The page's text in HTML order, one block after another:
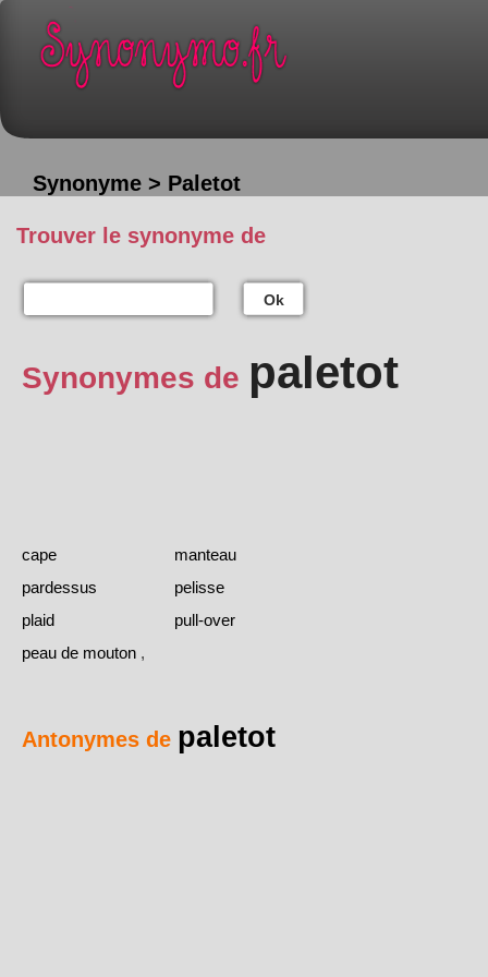
Synonyme > Paletot
Trouver le synonyme de
Ok
Synonymes de paletot
cape
manteau
pardessus
pelisse
plaid
pull-over
peau de mouton ,
Antonymes de paletot